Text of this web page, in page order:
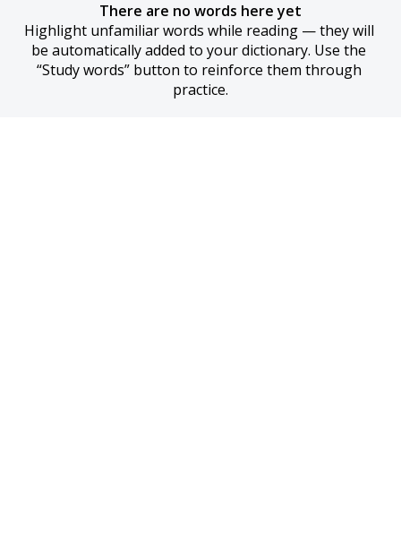
There are no words here yet
Highlight unfamiliar words while reading — they will
be automatically added to your dictionary. Use the
“Study words” button to reinforce them through
practice.